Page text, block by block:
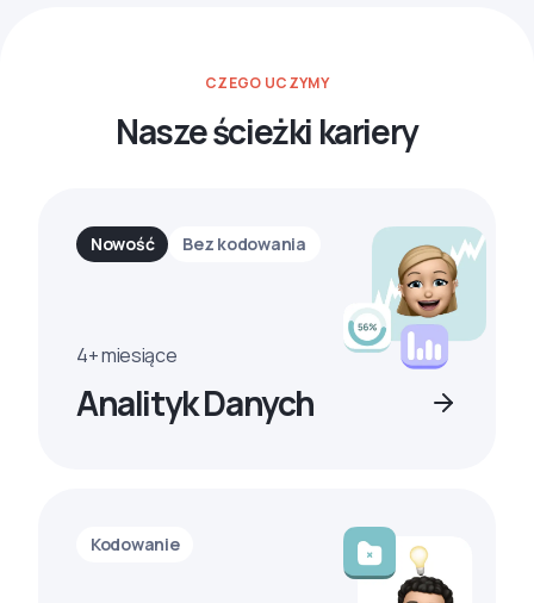
CZEGO UCZYMY
Nasze ścieżki kariery
Nowość Bez kodowania
4+ miesiące
Analityk Danych
Kodowanie